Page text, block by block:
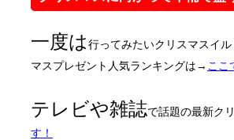
一度は行ってみたいクリスマスイ
マスプレゼント人気ランキングは→ ここ
テレビや雑誌で話題の最新ク
す！